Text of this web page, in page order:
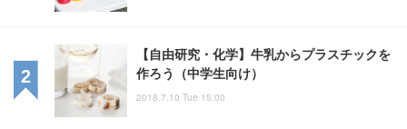
【自由研究・化学】牛乳からプラスチックを
作ろう（中学生向け）
2018.7.10 Tue 15:00